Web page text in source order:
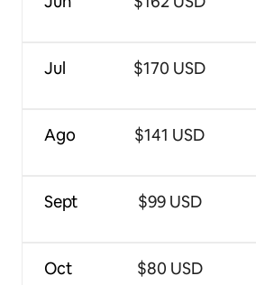
Jul
Ago
Sept
Oct
$170 USD
$141 USD
$99 USD
$80 USD